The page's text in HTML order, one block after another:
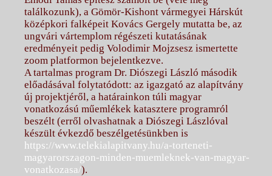
találkozunk), a Gömör-Kishont vármegyei Hárskút
középkori falképeit Kovács Gergely mutatta be, az
ungvári vártemplom régészeti kutatásának
eredményeit pedig Volodimir Mojzsesz ismertette
zoom platformon bejelentkezve.
A tartalmas program Dr. Diószegi László második
előadásával folytatódott: az igazgató az alapítvány
új projektjéről, a határainkon túli magyar
vonatkozású műemlékek katasztere programról
beszélt (erről olvashatnak a Diószegi Lászlóval
készült évkezdő beszélgetésünkben is
https://www.telekialapitvany.hu/a-torteneti-
magyarorszagon-minden-muemleknek-van-magyar-
vonatkozasa/).